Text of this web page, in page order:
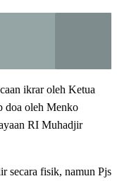
ikrar oleh Ketua
doa oleh Menko
RI Muhadjir
secara fisik, namun Pjs